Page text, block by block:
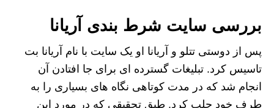
بررسی سایت شرط بندی آریانا
پس از دوستی تتلو و آریانا او یک سایت با نام آریانا بت
تاسیس کرد. تبلیغات گسترده ای برای جا افتادن آن
انجام شد که در مدت کوتاهی نگاه های بسیاری را به
طرف خود جلب کرد. طبق تحقیقی که در مورد این